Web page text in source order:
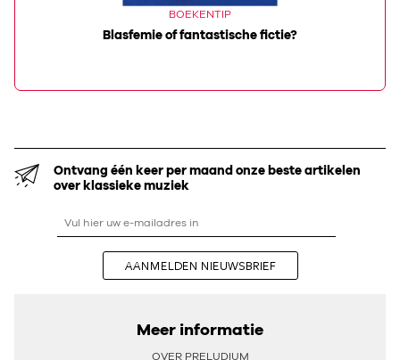
BOEKENTIP
Blasfemie of fantastische fictie?
Ontvang één keer per maand onze beste artikelen
over klassieke muziek
AANMELDEN NIEUWSBRIEF
Meer informatie
OVER PRELUDIUM